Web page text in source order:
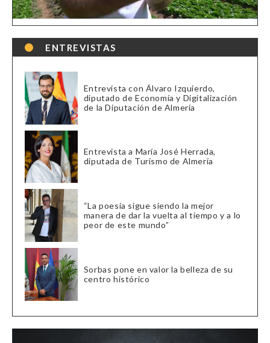
ENTREVISTAS
Entrevista con Álvaro Izquierdo,
diputado de Economía y Digitalización
de la Diputación de Almería
Entrevista a María José Herrada,
diputada de Turismo de Almería
“La poesía sigue siendo la mejor
manera de dar la vuelta al tiempo y a lo
peor de este mundo”
Sorbas pone en valor la belleza de su
centro histórico